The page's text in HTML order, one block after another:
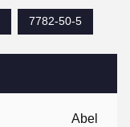
Abel
7782-50-5